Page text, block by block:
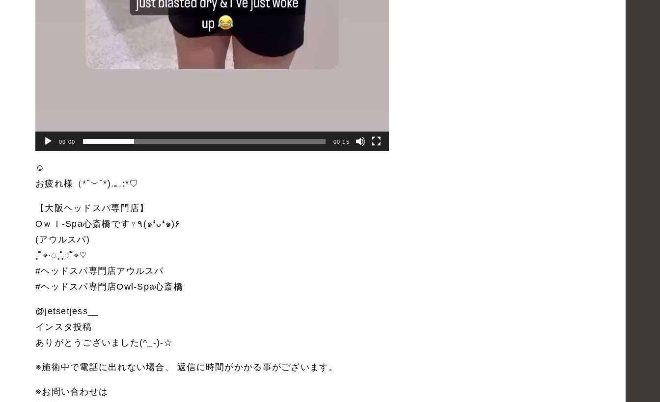
00:00 00:15
☺︎
お疲れ様（*˘︶˘*).｡.:*♡
【大阪ヘッドスパ専門店】
Oｗｌ-Spa心斎橋です‍♀️٩(๑❛ᴗ❛๑)۶
(アウルスパ)
˳˚̊̊⌖∙◌˳˳̊̊̊◌˚̊⌖♡
#ヘッドスパ専門店アウルスパ
#ヘッドスパ専門店Owl-Spa心斎橋
@jetsetjess__
インスタ投稿
ありがとうございました(^_-)-☆
※施術中で電話に出れない場合、 返信に時間がかかる事がございます。
※お問い合わせは